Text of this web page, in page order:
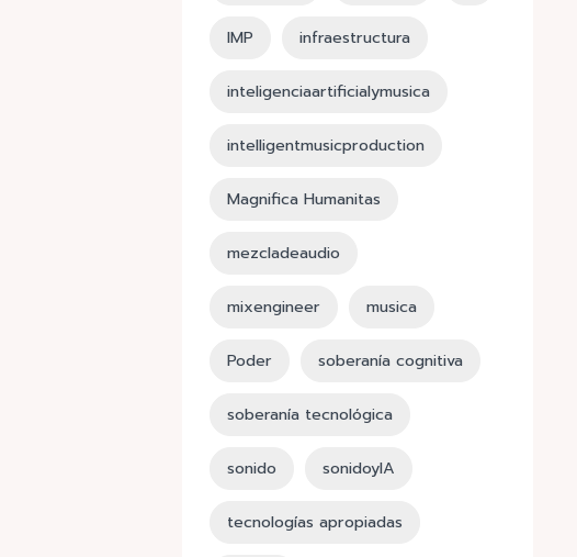
IMP infraestructura
inteligenciaartificialymusica
intelligentmusicproduction
Magnifica Humanitas
mezcladeaudio
mixengineer musica
Poder soberanía cognitiva
soberanía tecnológica
sonido sonidoyIA
tecnologías apropiadas